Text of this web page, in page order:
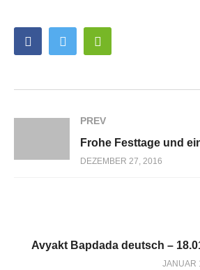
PREV
DEZEMBER 27, 2016
Avyakt Bapdada deutsch –
JANUAR